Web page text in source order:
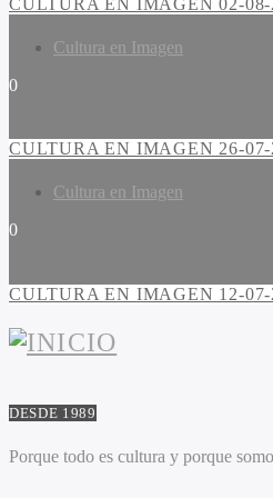
Cultura en Imagen
0
CULTURA EN IMAGEN 26-07-
Cultura en Imagen
0
CULTURA EN IMAGEN 12-07-
DESDE 1989
Porque todo es cultura y porque